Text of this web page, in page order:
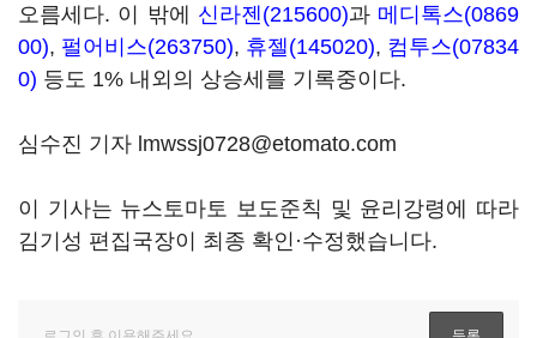
오름세다. 이 밖에 신라젠(215600)과 메디톡스(0869
00), 펄어비스(263750), 휴젤(145020), 컴투스(07834
0) 등도 1% 내외의 상승세를 기록중이다.
심수진 기자 lmwssj0728@etomato.com
이 기사는 뉴스토마토 보도준칙 및 윤리강령에 따라
김기성 편집국장이 최종 확인·수정했습니다.